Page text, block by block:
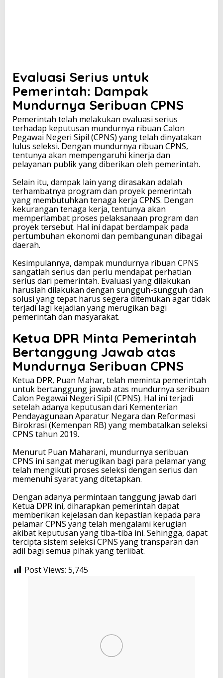
Evaluasi Serius untuk
Pemerintah: Dampak
Mundurnya Seribuan CPNS
Pemerintah telah melakukan evaluasi serius
terhadap keputusan mundurnya ribuan Calon
Pegawai Negeri Sipil (CPNS) yang telah dinyatakan
lulus seleksi. Dengan mundurnya ribuan CPNS,
tentunya akan mempengaruhi kinerja dan
pelayanan publik yang diberikan oleh pemerintah.
Selain itu, dampak lain yang dirasakan adalah
terhambatnya program dan proyek pemerintah
yang membutuhkan tenaga kerja CPNS. Dengan
kekurangan tenaga kerja, tentunya akan
memperlambat proses pelaksanaan program dan
proyek tersebut. Hal ini dapat berdampak pada
pertumbuhan ekonomi dan pembangunan dibagai
daerah.
Kesimpulannya, dampak mundurnya ribuan CPNS
sangatlah serius dan perlu mendapat perhatian
serius dari pemerintah. Evaluasi yang dilakukan
haruslah dilakukan dengan sungguh-sungguh dan
solusi yang tepat harus segera ditemukan agar tidak
terjadi lagi kejadian yang merugikan bagi
pemerintah dan masyarakat.
Ketua DPR Minta Pemerintah
Bertanggung Jawab atas
Mundurnya Seribuan CPNS
Ketua DPR, Puan Mahar, telah meminta pemerintah
untuk bertanggung jawab atas mundurnya seribuan
Calon Pegawai Negeri Sipil (CPNS). Hal ini terjadi
setelah adanya keputusan dari Kementerian
Pendayagunaan Aparatur Negara dan Reformasi
Birokrasi (Kemenpan RB) yang membatalkan seleksi
CPNS tahun 2019.
Menurut Puan Maharani, mundurnya seribuan
CPNS ini sangat merugikan bagi para pelamar yang
telah mengikuti proses seleksi dengan serius dan
memenuhi syarat yang ditetapkan.
Dengan adanya permintaan tanggung jawab dari
Ketua DPR ini, diharapkan pemerintah dapat
memberikan kejelasan dan kepastian kepada para
pelamar CPNS yang telah mengalami kerugian
akibat keputusan yang tiba-tiba ini. Sehingga, dapat
tercipta sistem seleksi CPNS yang transparan dan
adil bagi semua pihak yang terlibat.
Post Views: 5,745